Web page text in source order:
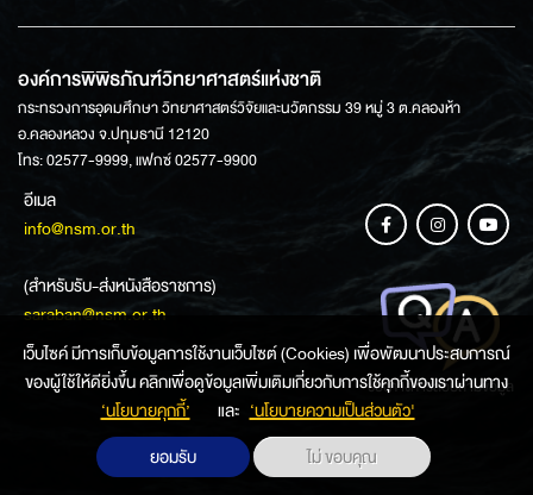
องค์การพิพิธภัณฑ์วิทยาศาสตร์แห่งชาติ
กระทรวงการอุดมศึกษา วิทยาศาสตร์วิจัยและนวัตกรรม 39 หมู่ 3 ต.คลองห้า
อ.คลองหลวง จ.ปทุมธานี 12120
โทร: 02577-9999, แฟกซ์ 02577-9900
อีเมล
info@nsm.or.th
(สำหรับรับ-ส่งหนังสือราชการ)
saraban@nsm.or.th
ช่องทางการสอบถามข้อมูล
เว็บไซค์ มีการเก็บข้อมูลการใช้งานเว็บไซต์ (Cookies) เพื่อพัฒนาประสบการณ์
ของผู้ใช้ให้ดียิ่งขึ้น คลิกเพื่อดูข้อมูลเพิ่มเติมเกี่ยวกับการใช้คุกกี้ของเราผ่านทาง
‘นโยบายคุกกี้’
และ ‘นโยบายความเป็นส่วนตัว'
ยอมรับ
ไม่ ขอบคุณ